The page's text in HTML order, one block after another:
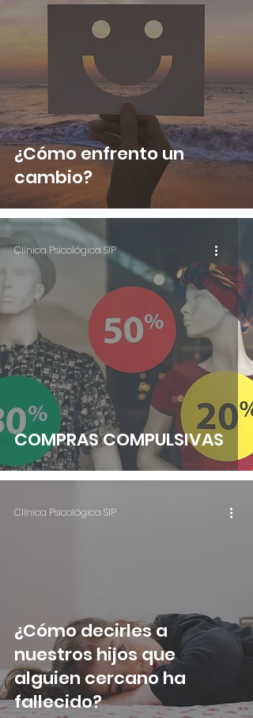
¿Cómo enfrento un
cambio?
COMPRAS COMPULSIVAS
Clínica Psicológica SIP
¿Cómo decirles a
nuestros hijos que
alguien cercano ha
fallecido?
Clínica Psicológica SIP